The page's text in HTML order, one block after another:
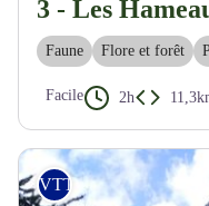
3 - Les
Faune Flore et forêt
Facile 2h
VTT